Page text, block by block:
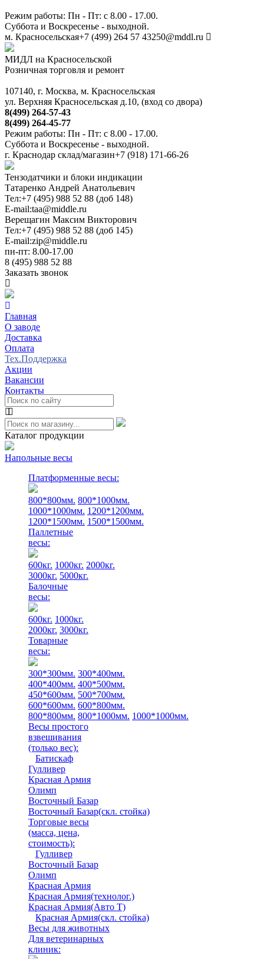
Режим работы: Пн - Пт: с 8.00 - 17.00.
Суббота и Воскресенье - выходной.
м. Красносельская+7 (499) 264 57 43250@mddl.ru
МИДЛ на Красносельской
Розничная торговля и ремонт
107140, г. Москва, м. Красносельская
ул. Верхняя Красносельская д.10, (вход со двора)
8(499) 264-57-43
8(499) 264-45-77
Режим работы: Пн - Пт: с 8.00 - 17.00.
Суббота и Воскресенье - выходной.
г. Краснодар склад/магазин+7 (918) 171-66-26
Тензодатчики и блоки индикации
Татаренко Андрей Анатольевич
Тел:+7 (495) 988 52 88 (доб 148)
E-mail:taa@middle.ru
Верещагин Максим Викторович
Тел:+7 (495) 988 52 88 (доб 145)
E-mail:zip@middle.ru
пн-пт: 8.00-17.00
8 (495) 988 52 88
Заказать звонок
Главная
О заводе
Доставка
Оплата
Тех.Поддержка
Акции
Вакансии
Контакты
Каталог продукции
Напольные весы
Платформенные весы:
800*800мм. 800*1000мм.
1000*1000мм. 1200*1200мм.
1200*1500мм. 1500*1500мм.
Паллетные
весы:
600кг. 1000кг. 2000кг.
3000кг. 5000кг.
Балочные
весы:
600кг. 1000кг.
2000кг. 3000кг.
Товарные
весы:
300*300мм. 300*400мм.
400*400мм. 400*500мм.
450*600мм. 500*700мм.
600*600мм. 600*800мм.
800*800мм. 800*1000мм. 1000*1000мм.
Весы простого
взвешивания
(только вес):
Батискаф
Гулливер
Красная Армия
Олимп
Восточный Базар
Восточный Базар(скл. стойка)
Торговые весы
(масса, цена,
стоимость):
Гулливер
Восточный Базар
Олимп
Красная Армия
Красная Армия(технолог.)
Красная Армия(Авто Т)
Красная Армия(скл. стойка)
Весы для животных
Для ветеринарных
клиник: